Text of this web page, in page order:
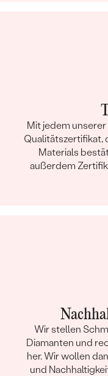
Mit jedem
Qualitätszertifikat,
Materials
außerdem
Wir stellen
Diamanten und
her. Wir wollen
und